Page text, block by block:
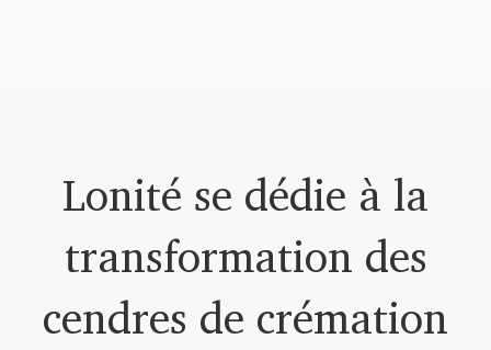
Lonité se dédie à la
transformation des
cendres de crémation